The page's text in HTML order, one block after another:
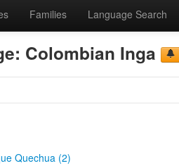
Families Language Search
Colombian Inga
Quechua (2)